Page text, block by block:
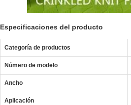
Especificaciones del producto
Categoría de productos
Número de modelo
Ancho
Aplicación